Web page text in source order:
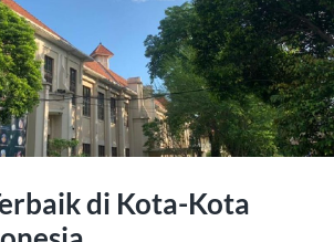
di Kota-Kota